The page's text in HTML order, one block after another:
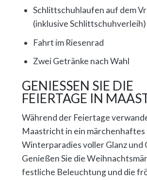
Schlittschuhlaufen auf dem
(inklusive Schlittschuhverleih)
Fahrt im Riesenrad
Zwei Getränke nach Wahl
GENIESSEN SIE DIE F
EIERTAGE IN
Während der Feiertage
Maastricht in ein märchenhaftes
Winterparadies voller Glanz und
Genießen Sie die
festliche Beleuchtung und die